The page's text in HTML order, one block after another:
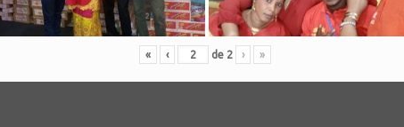
« ‹ de 2 › »